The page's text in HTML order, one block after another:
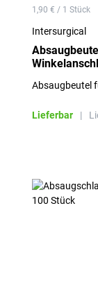
1,90 € / 1 Stück
Intersurgical
Absaugbeutel
Lieferbar |